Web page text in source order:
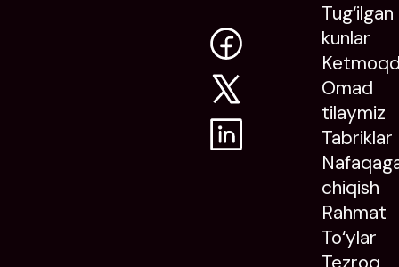
Tug‘ilgan
kunlar
Omad
tilaymiz
Tabriklar
chiqish
Rahmat
To‘ylar